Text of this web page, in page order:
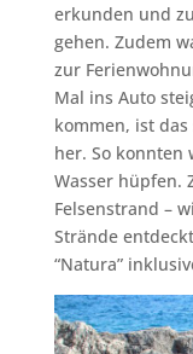
erkunden und
gehen. Zudem
zur
Mal ins Auto
kommen, ist
her. So konnten
Wasser hüpfen.
Felsenstrand –
Strände
“Natura”